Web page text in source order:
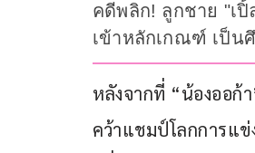
คดีพลิก! ลูกชาย "เ
เข้าหลักเกณฑ์ เป็น
หลังจากที่ “น้องออก้
คว้าแชมป์โลกการแข่